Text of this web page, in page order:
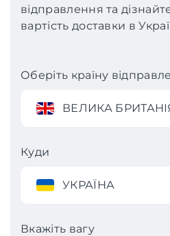
відправлення та
вартість доставки в
Оберіть країну
ВЕЛИКА
Куди
УКРАЇНА
Вкажіть вагу